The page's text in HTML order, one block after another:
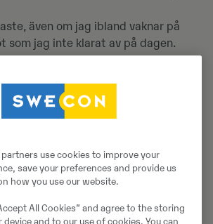
även om jag ibland vaknar på
som jag inte klarat av på dagen.
use cookies to improve your
save your preferences and provide us
how you use our website.
All Cookies” and agree to the storing
and to our use of cookies. You can